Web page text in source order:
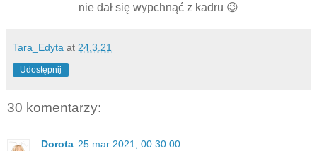
nie dał się wypchnąć z kadru 😉
Tara_Edyta at 24.3.21
Udostępnij
30 komentarzy:
Dorota 25 mar 2021, 00:30:00